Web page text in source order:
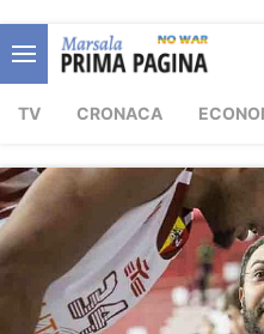
TV CRONACA